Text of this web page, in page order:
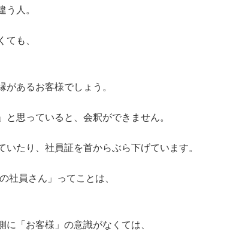
う人。
ても、
あるお客様でしょう。
思っていると、会釈ができません。
たり、社員証を首からぶら下げています。
社員さん」ってことは、
「お客様」の意識がなくては、